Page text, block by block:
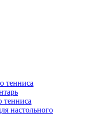
тенниса
тенниса
настольного